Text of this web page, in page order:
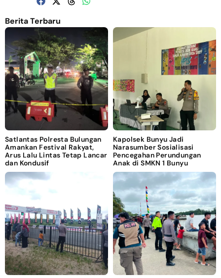
Berita Terbaru
Satlantas Polresta Bulungan
Amankan Festival Rakyat,
Arus Lalu Lintas Tetap Lancar
dan Kondusif
Kapolsek Bunyu Jadi
Narasumber Sosialisasi
Pencegahan Perundungan
Anak di SMKN 1 Bunyu